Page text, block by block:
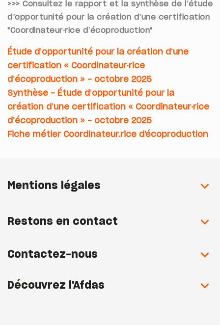
>>> Consultez le rapport et la synthèse de l’étude
d’opportunité pour la création d’une certification
"Coordinateur·rice d’écoproduction"
Étude d’opportunité pour la création d’une
certification « Coordinateur·rice
d’écoproduction » - octobre 2025
Synthèse - Étude d’opportunité pour la
création d’une certification « Coordinateur·rice
d’écoproduction » - octobre 2025
Fiche métier Coordinateur.rice d'écoproduction
Mentions légales
Restons en contact
Contactez-nous
Découvrez l'Afdas